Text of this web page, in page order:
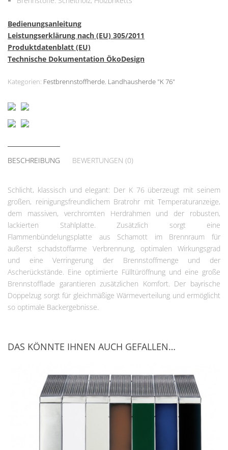
Bedienungsanleitung
Leistungserklärung nach (EU) 305/2011
Produktdatenblatt (EU)
Technische Dokumentation ÖkoDesign
Kategorien: Festbrennstoffherde, Landhausherde "K 76"
BESCHREIBUNG BEWERTUNGEN (0)
Schlicht, klassisch und elegant: Der K 76 überzeugt mit seinem
großen, reinigungsfreundlichem Bratrohr mit Temperaturanzeige,
dem massiven, verchromten Herdrahmen und der robusten,
lackierten Stahlplatte. Zusätzlich sorgt eine
Flammenbündelungsplatte aus Schamott im Brennraum für
äußerst schadstoffarme Verbrennung, optimalen Wirkungsgrad
und eine Verringerung der Brennstoffmenge und der
Ascherückstände. Eine optimierte Fülltüröffnung und eine große
Brennstofflade garantieren zusätzlichen Komfort. Der bayrische
Doppelzug sorgt für gleichmäßige Wärmeverteilung und ermöglicht
so optimale Backergebnisse.
DAS KÖNNTE IHNEN AUCH GEFALLEN…